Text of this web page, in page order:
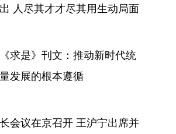
人尽其才才尽其用生动局面
求是》刊文：推动新时代统
发展的根本遵循
会议在京召开 王沪宁出席并